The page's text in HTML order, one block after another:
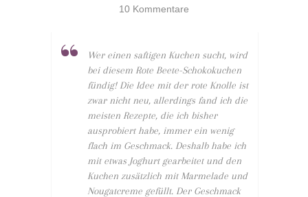
10 Kommentare
Wer einen saftigen Kuchen sucht, wird
bei diesem Rote Beete-Schokokuchen
fündig! Die Idee mit der rote Knolle ist
zwar nicht neu, allerdings fand ich die
meisten Rezepte, die ich bisher
ausprobiert habe, immer ein wenig
flach im Geschmack. Deshalb habe ich
mit etwas Joghurt gearbeitet und den
Kuchen zusätzlich mit Marmelade und
Nougatcreme gefüllt. Der Geschmack